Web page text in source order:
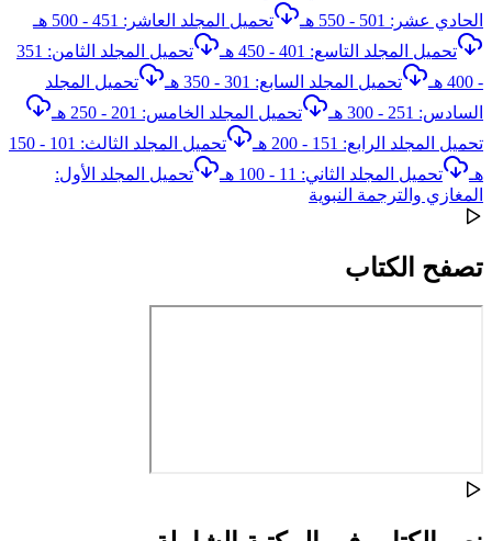
الحادي عشر: 501 - 550 هـ
تحميل المجلد العاشر: 451 - 500 هـ
تحميل المجلد التاسع: 401 - 450 هـ
تحميل المجلد الثامن: 351
- 400 هـ
تحميل المجلد السابع: 301 - 350 هـ
تحميل المجلد
السادس: 251 - 300 هـ
تحميل المجلد الخامس: 201 - 250 هـ
تحميل المجلد الرابع: 151 - 200 هـ
تحميل المجلد الثالث: 101 - 150
هـ
تحميل المجلد الثاني: 11 - 100 هـ
تحميل المجلد الأول:
المغازي والترجمة النبوية
تصفح الكتاب